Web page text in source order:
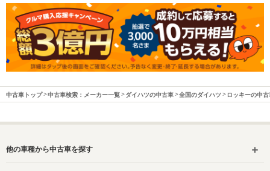
中古車トップ 中古車検索：メーカー一覧 ダイハツの中古車 全国のダイハツ ロッキーの中古
他の車種から中古車を探す